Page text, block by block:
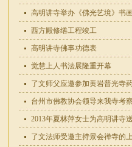
高明讲寺举办《佛光艺境》书
西方殿修缮工程竣工
高明讲寺佛事功德表
觉慧上人书法展隆重开幕
了文师父应邀参加黄岩普光寺
台州市佛教协会领导来我寺考
2013年夏林萍女士为高明讲寺
了文法师受邀主持景会禅寺的